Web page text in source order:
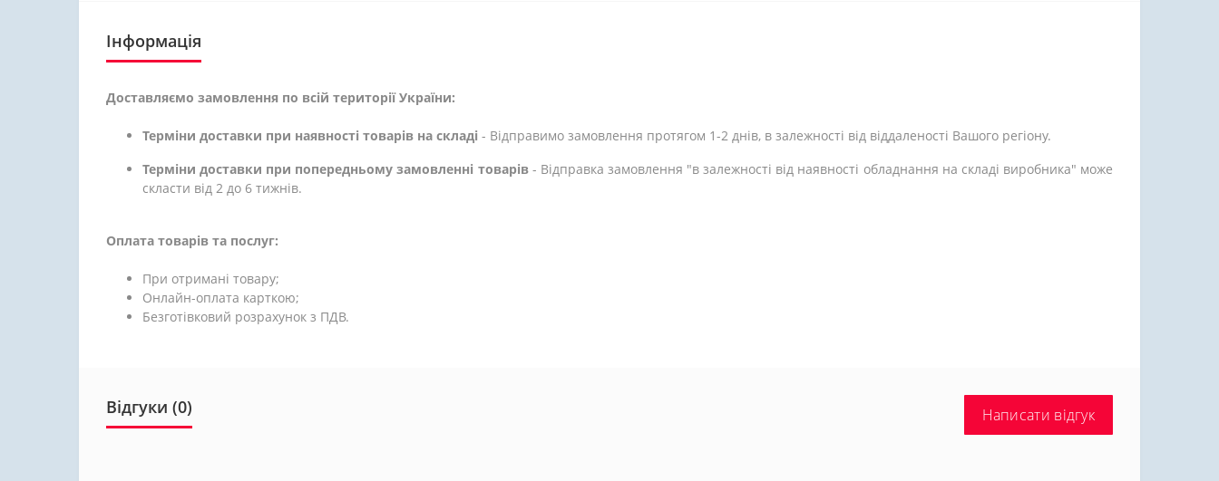
Інформація
Доставляємо замовлення по всій території України:
Терміни доставки при наявності товарів на складі - Відправимо замовлення протягом 1-2 днів, в залежності від віддаленості Вашого регіону.
Терміни доставки при попередньому замовленні товарів- Відправка замовлення "в залежності від наявності обладнання на складі виробника" може
скласти від 2 до 6 тижнів.
Оплата товарів та послуг:
При отримані товару;
Онлайн-оплата карткою;
Безготівковий розрахунок з ПДВ.
Відгуки (0) Написати відгук